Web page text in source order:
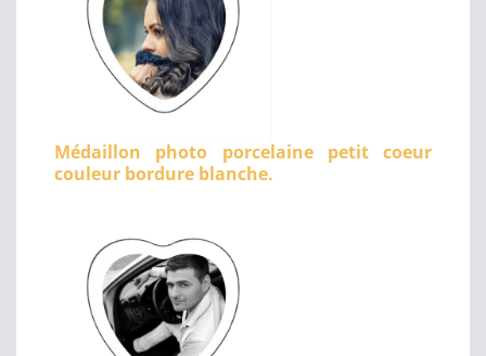
Médaillon photo porcelaine petit coeur
couleur bordure blanche.